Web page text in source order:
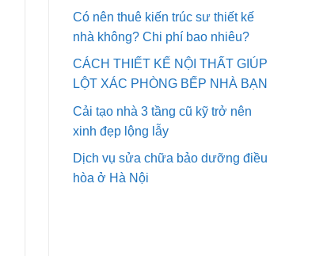
Có nên thuê kiến trúc sư thiết kế
nhà không? Chi phí bao nhiêu?
CÁCH THIẾT KẾ NỘI THẤT GIÚP
LỘT XÁC PHÒNG BẾP NHÀ BẠN
Cải tạo nhà 3 tầng cũ kỹ trở nên
xinh đẹp lộng lẫy
Dịch vụ sửa chữa bảo dưỡng điều
hòa ở Hà Nội